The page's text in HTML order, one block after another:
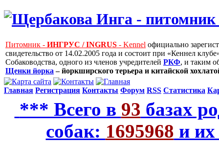
Питомник - ИНГРУС / INGRUS - Kennel официально
свидетельство от 14.02.2005 года и состоит при «Кеннел
Собаководства, одного из членов учредителей РКФ, и таким
Щенки йорка – йоркширского терьера и китайской
Главная Регистрация Контакты Форум RSS Статистика
*** Всего в 93 базах
собак: 1695968 и